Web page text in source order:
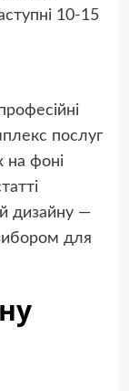
10-15
послуг
на фоні
дизайну —
для